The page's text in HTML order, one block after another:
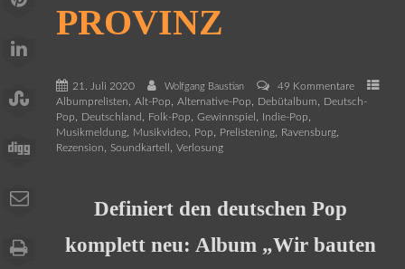
PROVINZ
21. Juli 2020 Wolfgang Baustian
49 Kommentare
Albumprelisten, Alt-Pop, Alternative-Pop, Debütalbum, Deutsch-
Pop, Deutschland , Folk-Pop, Gewinnspiel , Indie-Pop,
Musikmeldung, Musikvideo, Pop, Prelistening, Ravensburg,
Rezension, Soundkartell , Verlosung
Definiert den deutschen Pop
komplett neu: Album „Wir bauten